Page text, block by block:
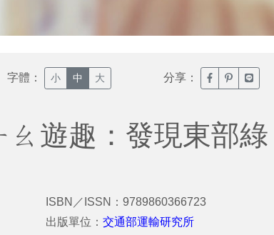
字體： 小 中 大 分享： 臉書分享(另
噗浪分享
Line
遊趣：發現東部綠
ISBN／ISSN：9789860366723
出版單位：交通部運輸研究所